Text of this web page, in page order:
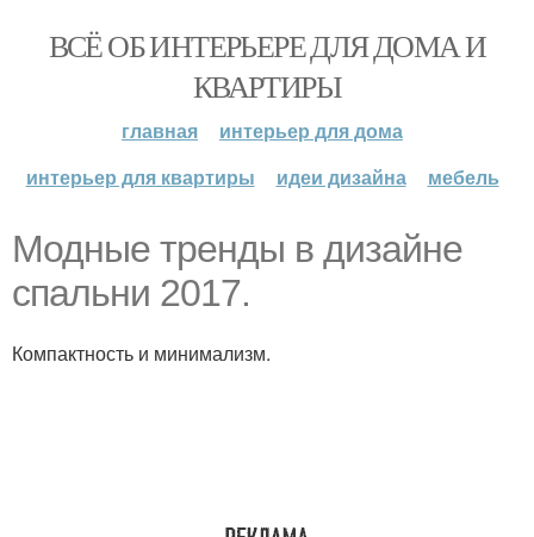
ВСЁ ОБ ИНТЕРЬЕРЕ ДЛЯ ДОМА И
КВАРТИРЫ
главная
интерьер для дома
интерьер для квартиры
идеи дизайна мебель
Модные тренды в дизайне
спальни 2017.
Компактность и минимализм.